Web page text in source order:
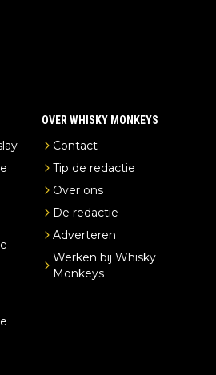
OVER WHISKY MONKEYS
Contact
Tip de redactie
Over ons
De redactie
Adverteren
Werken bij Whisky
Monkeys